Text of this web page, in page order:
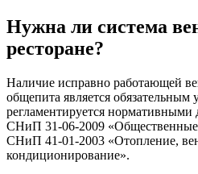
Нужна ли система
ресторане?
Наличие исправно работающей
общепита является обязательным
регламентируется нормативными
СНиП 31-06-2009 «Общественные
СНиП 41-01-2003 «Отопление,
кондиционирование».